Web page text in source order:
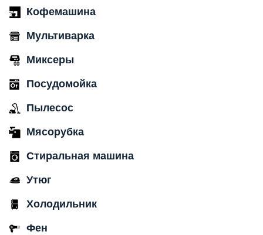
Кофемашина
Мультиварка
Миксеры
Посудомойка
Пылесос
Мясорубка
Стиральная машина
Утюг
Холодильник
Фен